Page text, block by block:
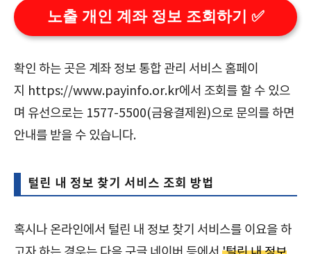
노출 개인 계좌 정보 조회하기 ✅
확인 하는 곳은 계좌 정보 통합 관리 서비스 홈페이
지 https://www.payinfo.or.kr에서 조회를 할 수 있으
며 유선으로는 1577-5500(금융결제원)으로 문의를 하면
안내를 받을 수 있습니다.
털린 내 정보 찾기 서비스 조회 방법
혹시나 온라인에서 털린 내 정보 찾기 서비스를 이요을 하